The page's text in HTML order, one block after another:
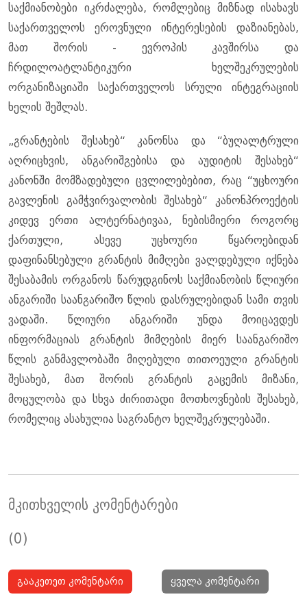
საქმიანობები იკრძალება, რომლებიც მიზნად ისახავს
საქართველოს ეროვნული ინტერესების დაზიანებას,
მათ შორის - ევროპის კავშირსა და
ჩრდილოატლანტიკური ხელშეკრულების
ორგანიზაციაში საქართველოს სრული ინტეგრაციის
ხელის შეშლას.
„გრანტების შესახებ“ კანონსა და “ბუღალტრული
აღრიცხვის, ანგარიშგებისა და აუდიტის შესახებ“
კანონში მომზადებული ცვლილებებით, რაც “უცხოური
გავლენის გამჭვირვალობის შესახებ“ კანონპროექტის
კიდევ ერთი ალტერნატივაა, ნებისმიერი როგორც
ქართული, ასევე უცხოური წყაროებიდან
დაფინანსებული გრანტის მიმღები ვალდებული იქნება
შესაბამის ორგანოს წარუდგინოს საქმიანობის წლიური
ანგარიში საანგარიშო წლის დასრულებიდან სამი თვის
ვადაში. წლიური ანგარიში უნდა მოიცავდეს
ინფორმაციას გრანტის მიმღების მიერ საანგარიშო
წლის განმავლობაში მიღებული თითოეული გრანტის
შესახებ, მათ შორის გრანტის გაცემის მიზანი,
მოცულობა და სხვა ძირითადი მოთხოვნების შესახებ,
რომელიც ასახულია საგრანტო ხელშეკრულებაში.
მკითხველის კომენტარები
(0)
გააკეთეთ კომენტარი ყველა კომენტარი